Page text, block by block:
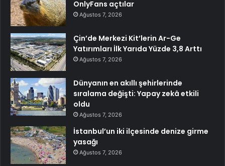
OnlyFans açtılar
Ağustos 7, 2026
Çin’de Merkezi Kit’lerin Ar-Ge
Yatırımları İlk Yarıda Yüzde 3,8 Arttı
Ağustos 7, 2026
Dünyanın en akıllı şehirlerinde
sıralama değişti: Yapay zekâ etkili
oldu
Ağustos 7, 2026
İstanbul’un iki ilçesinde denize girme
yasağı
Ağustos 7, 2026